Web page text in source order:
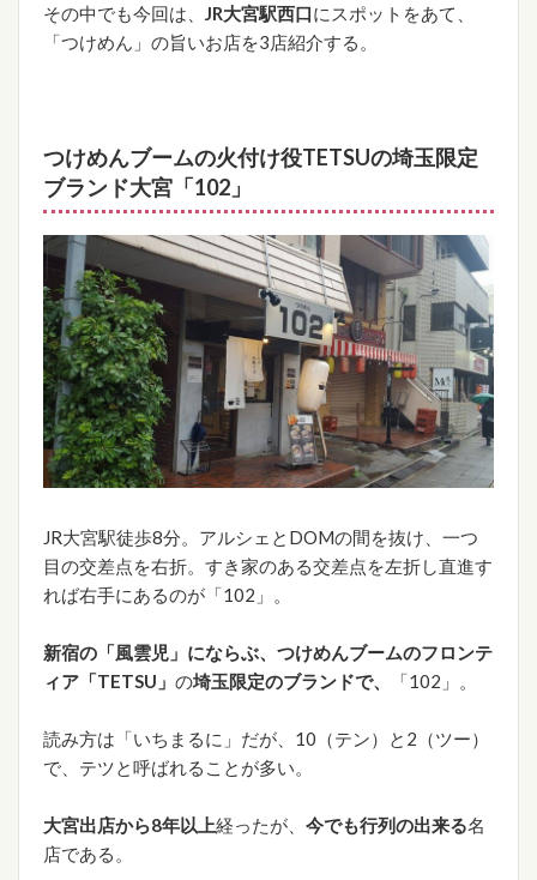
その中でも今回は、 JR大宮駅西口にスポットをあて、
「つけめん」の旨いお店を3店紹介する。
つけめんブームの火付け役TETSUの埼玉限定
ブランド大宮「102」
JR大宮駅徒歩8分。アルシェとDOMの間を抜け、一つ
目の交差点を右折。すき家のある交差点を左折し直進す
れば右手にあるのが「102」。
新宿の「風雲児」にならぶ、つけめんブームのフロンテ
ィア「TETSU」 の埼玉限定のブランドで、 「102」。
読み方は「いちまるに」だが、10（テン）と2（ツー）
で、テツと呼ばれることが多い。
大宮出店から8年以上経ったが、 今でも行列の出来る名
店である。